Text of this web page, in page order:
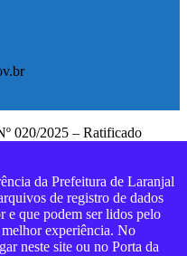
020/2025 – Ratificado
da Prefeitura de Laranjal
de registro de dados
e que podem ser lidos pelo
experiência. No
neste site ou no Porta da